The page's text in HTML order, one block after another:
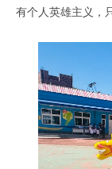
有个人英雄主义，